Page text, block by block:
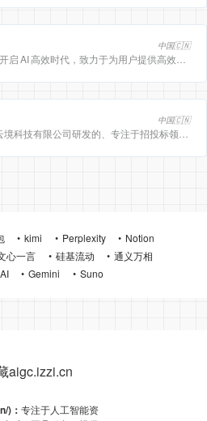
中国🇨🇳
中国🇨🇳
kimi Perplexity
Notion
心一言 硅基流动
通义万相
Gemini Suno
aigc.izzi.cn
)： 专注于人工智能资